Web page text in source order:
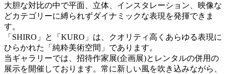
大胆な対比の中で平面、立体、インスタレーション、映像な
どカテゴリーに縛られずダイナミックな表現を発揮できま
す。
「SHIRO」と「KURO」は、クオリティ高くあらゆる表現に
ひらかれた「純粋美術空間」であります。
当ギャラリーでは、招待作家展(企画展)とレンタルの併用の
展示を開催しております。常に新しい風を吹き込みながら、